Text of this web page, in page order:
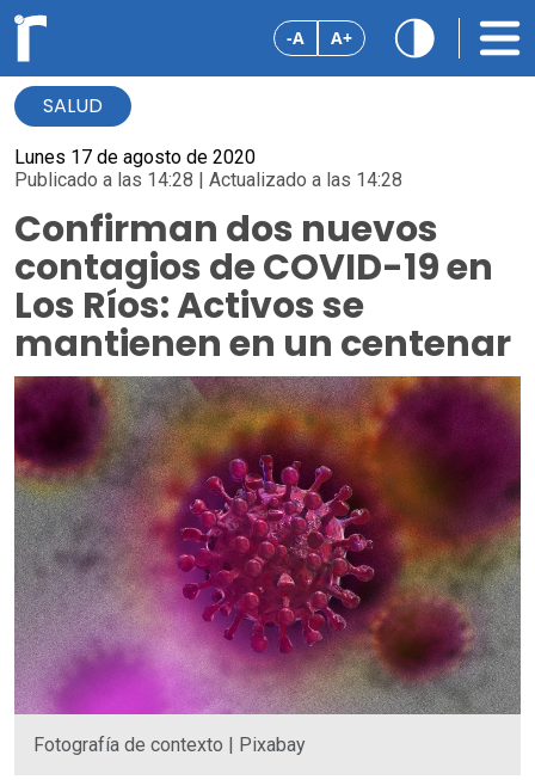
-A A+
SALUD
Lunes 17 de agosto de 2020
Publicado a las 14:28 | Actualizado a las 14:28
Confirman dos nuevos
contagios de COVID-19 en
Los Ríos: Activos se
mantienen en un centenar
Fotografía de contexto | Pixabay